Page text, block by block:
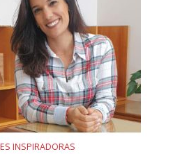
INSPIRADORAS